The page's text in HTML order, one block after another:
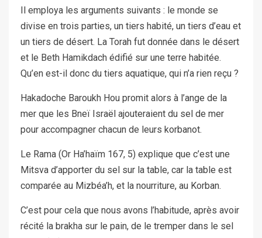
Il employa les arguments suivants : le monde se
divise en trois parties, un tiers habité, un tiers d’eau et
un tiers de désert. La Torah fut donnée dans le désert
et le Beth Hamikdach édifié sur une terre habitée.
Qu’en est-il donc du tiers aquatique, qui n’a rien reçu ?
Hakadoche Baroukh Hou promit alors à l’ange de la
mer que les Bneï Israël ajouteraient du sel de mer
pour accompagner chacun de leurs korbanot.
Le Rama (Or Ha’haïm 167, 5) explique que c’est une
Mitsva d’apporter du sel sur la table, car la table est
comparée au Mizbéa’h, et la nourriture, au Korban.
C’est pour cela que nous avons l’habitude, après avoir
récité la brakha sur le pain, de le tremper dans le sel